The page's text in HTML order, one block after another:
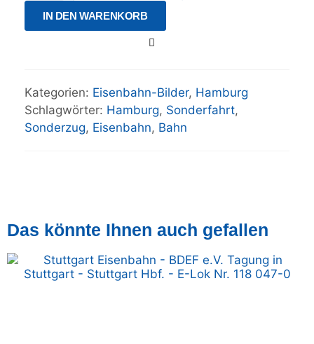
IN DEN WARENKORB
Kategorien: Eisenbahn-Bilder, Hamburg
Schlagwörter: Hamburg, Sonderfahrt,
Sonderzug, Eisenbahn, Bahn
Das könnte Ihnen auch gefallen